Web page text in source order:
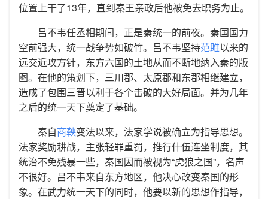
位置上干了13年，直到秦王亲政后他被免去职务为止。
吕不韦任丞相期间，正是秦统一的前夜。秦国国力
空前强大，统一战争势如破竹。吕不韦坚持范雎以来的
远交近攻方针，东方六国的土地从而不断地纳入秦的版
图。在他的策划下，三川郡、太原郡和东郡相继建立，
造成了包围三晋以利于各个击破的大好局面。并为几年
之后的统一天下奠定了基础。
秦自商鞅变法以来，法家学说被确立为指导思想。
法家奖励耕战，主张轻罪重罚，推行什伍连坐制度，其
统治不免残暴一些，秦国因而被视为“虎狼之国”，名声
不很好。吕不韦来自东方地区，他决心改变秦国的形
象。在武力统一天下的同时，他要以新的思想作指导，